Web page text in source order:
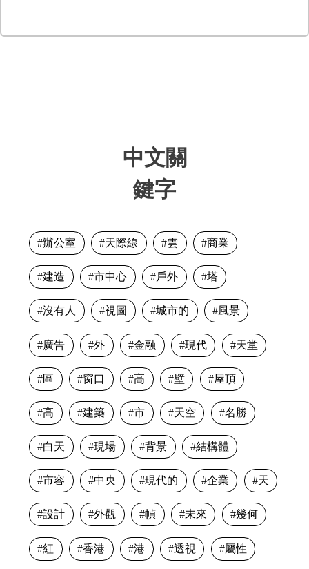
中文關
鍵字
辦公室 天際線 雲 商業
建造 市中心 戶外 塔
沒有人 視圖 城市的 風景
廣告 外 金融 現代 天堂
區 窗口 高 壁 屋頂
高 建築 市 天空 名勝
白天 現場 背景 結構體
市容 中央 現代的 企業 天
設計 外觀 幀 未來 幾何
紅 香港 港 透視 屬性